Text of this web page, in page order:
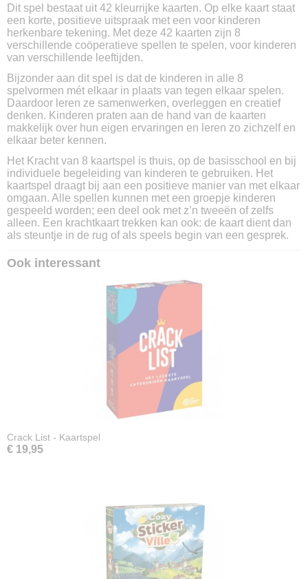
Dit spel bestaat uit 42 kleurrijke kaarten. Op elke kaart staat
een korte, positieve uitspraak met een voor kinderen
herkenbare tekening. Met deze 42 kaarten zijn 8
verschillende coöperatieve spellen te spelen, voor kinderen
van verschillende leeftijden.
Bijzonder aan dit spel is dat de kinderen in alle 8
spelvormen mét elkaar in plaats van tegen elkaar spelen.
Daardoor leren ze samenwerken, overleggen en creatief
denken. Kinderen praten aan de hand van de kaarten
makkelijk over hun eigen ervaringen en leren zo zichzelf en
elkaar beter kennen.
Het Kracht van 8 kaartspel is thuis, op de basisschool en bij
individuele begeleiding van kinderen te gebruiken. Het
kaartspel draagt bij aan een positieve manier van met elkaar
omgaan. Alle spellen kunnen met een groepje kinderen
gespeeld worden; een deel ook met z’n tweeën of zelfs
alleen. Een krachtkaart trekken kan ook: de kaart dient dan
als steuntje in de rug of als speels begin van een gesprek.
Ook interessant
Crack List - Kaartspel
€ 19,95